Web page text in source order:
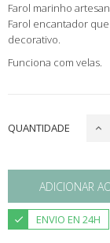
Farol marinho
Farol encantador
decorativo.
Funciona com velas.
QUANTIDADE
ADICIONAR
ENVIO EN 24H